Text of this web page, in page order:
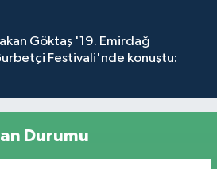
Göktaş '19. Emirdağ
Festivali'nde konuştu:
Durumu